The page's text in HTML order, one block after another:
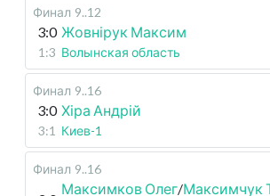
Финал 9..12
3:0 Жовнірук Максим
1:3 Волынская область
Финал 9..16
3:0 Хіра Андрій
3:1 Киев-1
Финал 9..16
Максимков Олег/Максимчук